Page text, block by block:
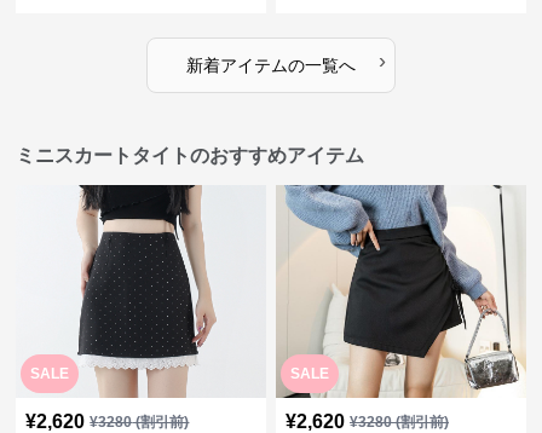
新着アイテムの一覧へ ›
ミニスカートタイトのおすすめアイテム
SALE
¥2,620 ¥3280(割引前)
SALE
¥2,620 ¥3280(割引前)